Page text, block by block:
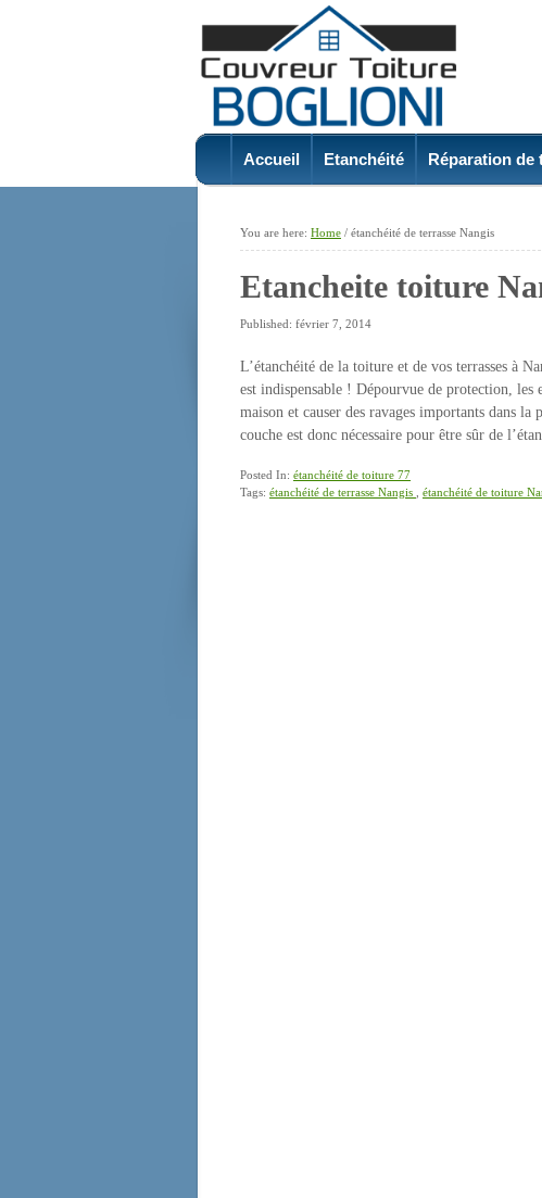
Accueil Etanchéité Réparation de
You are here: Home / étanchéité de terrasse Nangis
Etancheite toiture
Published: février 7, 2014
L’étanchéité de la toiture et de vos terrasses à
est indispensable ! Dépourvue de protection,
maison et causer des ravages importants dans
couche est donc nécessaire pour être sûr de
Posted In: étanchéité de toiture 77
Tags: étanchéité de terrasse Nangis étanchéité de toiture